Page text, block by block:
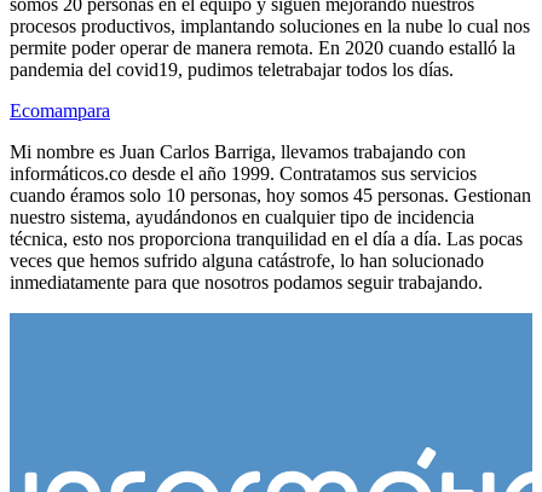
procesos productivos, implantando soluciones en la nube lo cual nos
permite poder operar de manera remota. En 2020 cuando estalló la
pandemia del covid19, pudimos teletrabajar todos los días.
Ecomampara
Mi nombre es Juan Carlos Barriga, llevamos trabajando con
informáticos.co desde el año 1999. Contratamos sus servicios
cuando éramos solo 10 personas, hoy somos 45 personas. Gestionan
nuestro sistema, ayudándonos en cualquier tipo de incidencia
técnica, esto nos proporciona tranquilidad en el día a día. Las pocas
veces que hemos sufrido alguna catástrofe, lo han solucionado
inmediatamente para que nosotros podamos seguir trabajando.